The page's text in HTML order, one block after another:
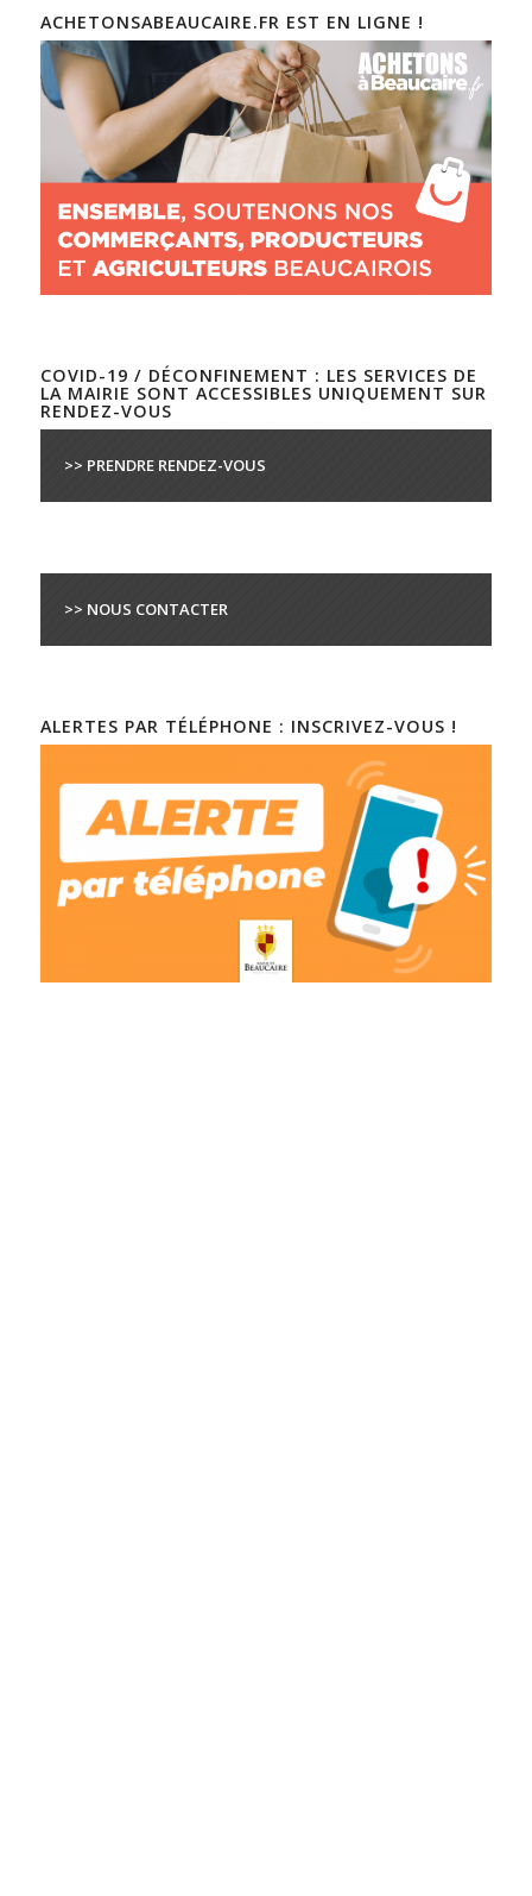
ACHETONSABEAUCAIRE.FR EST EN LIGNE !
COVID-19 / DÉCONFINEMENT : LES SERVICES DE
LA MAIRIE SONT ACCESSIBLES UNIQUEMENT SUR
RENDEZ-VOUS
>> PRENDRE RENDEZ-VOUS
>> NOUS CONTACTER
ALERTES PAR TÉLÉPHONE : INSCRIVEZ-VOUS !